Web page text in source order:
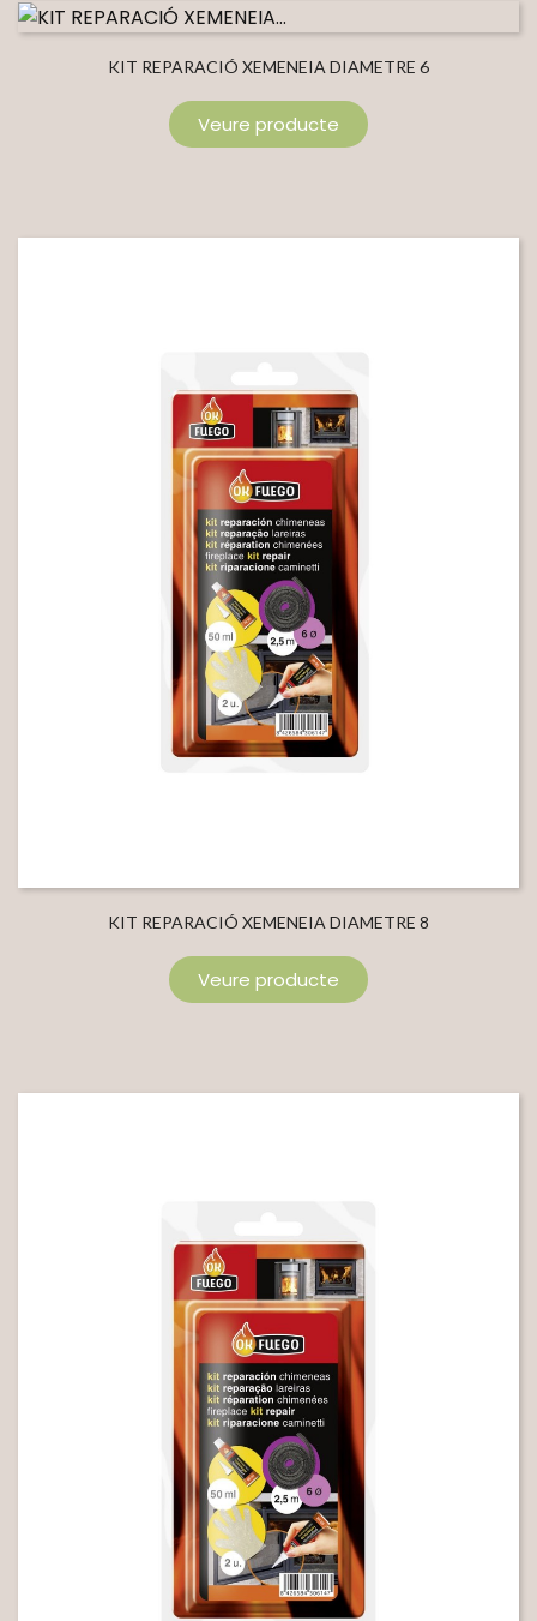
KIT REPARACIÓ XEMENEIA DIAMETRE 6
Veure producte
KIT REPARACIÓ XEMENEIA DIAMETRE 8
Veure producte